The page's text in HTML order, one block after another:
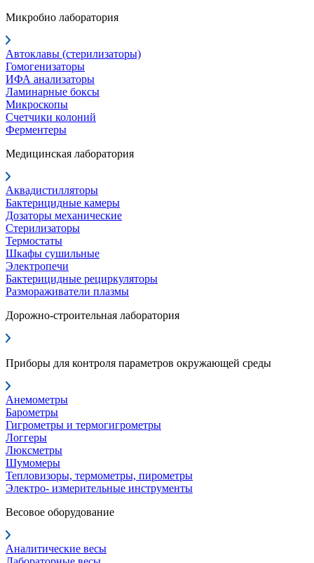
Микробио лаборатория
Автоклавы (стерилизаторы)
Гомогенизаторы
ИФА анализаторы
Ламинарные боксы
Микроскопы
Счетчики колоний
Ферментеры
Медицинская лаборатория
Аквадистилляторы
Бактерицидные камеры
Дозаторы механические
Стерилизаторы
Термостаты
Шкафы сушильные
Электропечи
Бактерицидные рециркуляторы
Размораживатели плазмы
Дорожно-строительная лаборатория
Приборы для контроля параметров окружающей среды
Анемометры
Барометры
Гигрометры и термогигрометры
Логгеры
Люксметры
Шумомеры
Тепловизоры, термометры, пирометры
Электро- измерительные инструменты
Весовое оборудование
Аналитические весы